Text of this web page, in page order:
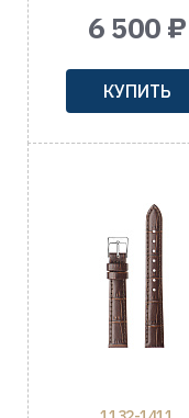
6 500 ₽
КУПИТЬ